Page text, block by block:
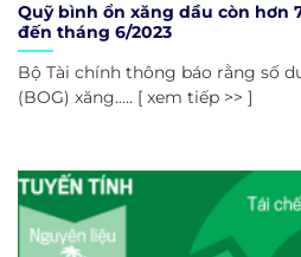
Quỹ bình ổn xăng dầu còn hơn
đến tháng 6/2023
Bộ Tài chính thông báo rằng số
(BOG) xăng..... [ xem tiếp >> ]